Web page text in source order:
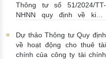
Thông tư số 51/2024/TT-
NHNN quy định về kiểm
hàng thương mại, tổ chức
tín dụng phi ngân hàng, tổ
chức tài chính vi mô, chi
Dự thảo Thông tư Quy định
về hoạt động cho thuê tài
chính của công ty tài chính